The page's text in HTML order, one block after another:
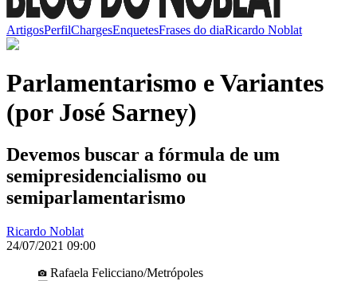
ArtigosPerfilChargesEnquetesFrases do diaRicardo Noblat
Parlamentarismo e Variantes
(por José Sarney)
Devemos buscar a fórmula de um
semipresidencialismo ou
semiparlamentarismo
Ricardo Noblat
24/07/2021 09:00
Rafaela Felicciano/Metrópoles